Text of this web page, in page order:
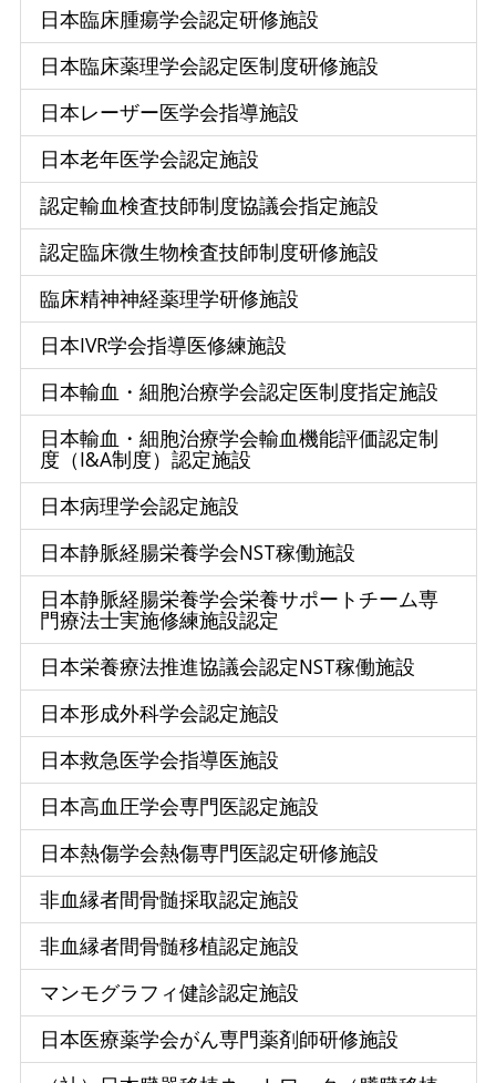
日本臨床腫瘍学会認定研修施設
日本臨床薬理学会認定医制度研修施設
日本レーザー医学会指導施設
日本老年医学会認定施設
認定輸血検査技師制度協議会指定施設
認定臨床微生物検査技師制度研修施設
臨床精神神経薬理学研修施設
日本IVR学会指導医修練施設
日本輸血・細胞治療学会認定医制度指定施設
日本輸血・細胞治療学会輸血機能評価認定制
度（I&A制度）認定施設
日本病理学会認定施設
日本静脈経腸栄養学会NST稼働施設
日本静脈経腸栄養学会栄養サポートチーム専
門療法士実施修練施設認定
日本栄養療法推進協議会認定NST稼働施設
日本形成外科学会認定施設
日本救急医学会指導医施設
日本高血圧学会専門医認定施設
日本熱傷学会熱傷専門医認定研修施設
非血縁者間骨髄採取認定施設
非血縁者間骨髄移植認定施設
マンモグラフィ健診認定施設
日本医療薬学会がん専門薬剤師研修施設